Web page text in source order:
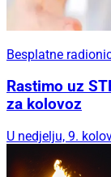
Besplatne
Rastimo uz
za kolovoz
U nedjelju, 9.